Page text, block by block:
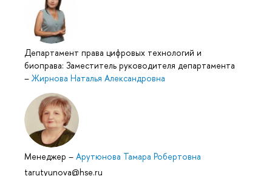
Департамент права цифровых технологий и
биоправа: Заместитель руководителя департамента
– Жирнова Наталья Александровна
Менеджер – Арутюнова Тамара Робертовна
tarutyunova@hse.ru